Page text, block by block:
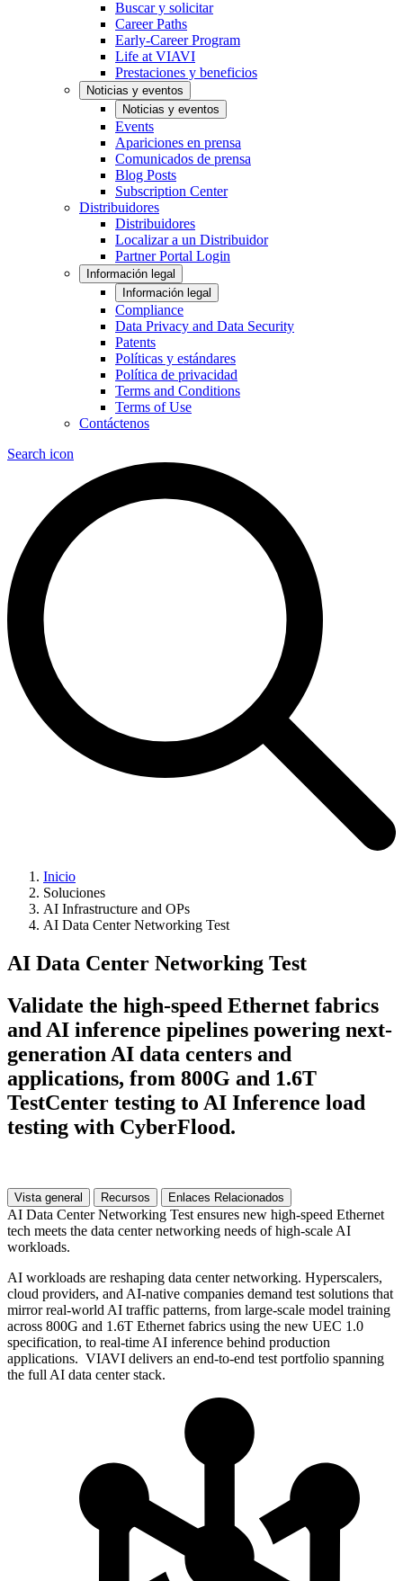
Buscar y solicitar
Career Paths
Early-Career Program
Life at VIAVI
Prestaciones y beneficios
Noticias y eventos
Noticias y eventos
Events
Apariciones en prensa
Comunicados de prensa
Blog Posts
Subscription Center
Distribuidores
Distribuidores
Localizar a un Distribuidor
Partner Portal Login
Información legal
Información legal
Compliance
Data Privacy and Data Security
Patents
Políticas y estándares
Política de privacidad
Terms and Conditions
Terms of Use
Contáctenos
Search icon
Inicio
Soluciones
AI Infrastructure and OPs
AI Data Center Networking Test
AI Data Center Networking Test
Validate the high-speed Ethernet fabrics
and AI inference pipelines powering next-
generation AI data centers and
applications, from 800G and 1.6T
TestCenter testing to AI Inference load
testing with CyberFlood.
Vista general Recursos Enlaces Relacionados
AI Data Center Networking Test ensures new high-speed Ethernet
tech meets the data center networking needs of high-scale AI
workloads.
AI workloads are reshaping data center networking. Hyperscalers,
cloud providers, and AI-native companies demand test solutions that
mirror real-world AI traffic patterns, from large-scale model training
across 800G and 1.6T Ethernet fabrics using the new UEC 1.0
specification, to real-time AI inference behind production
applications. VIAVI delivers an end-to-end test portfolio spanning
the full AI data center stack.